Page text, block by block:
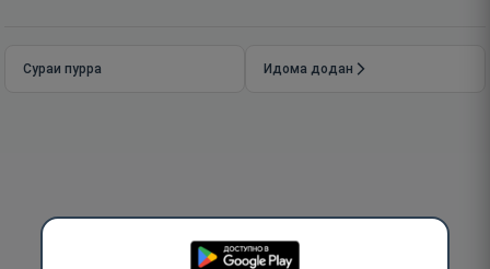
Сураи пурра Идома додан